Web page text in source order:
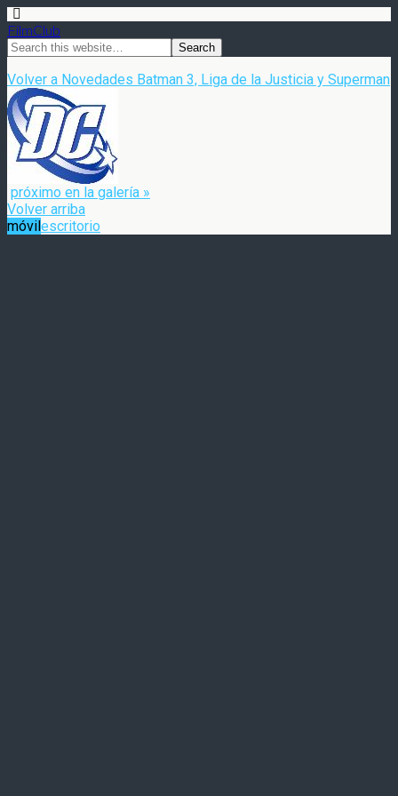
FilmClub
Volver a Novedades Batman 3, Liga de la Justicia y Superman
próximo en la galería »
Volver arriba
móvilescritorio